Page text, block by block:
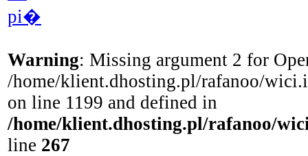
pi�
Warning: Missing argument 2 for
/home/klient.dhosting.pl/rafanoo/
on line 1199 and defined in
/home/klient.dhosting.pl/rafanoo/
line 267